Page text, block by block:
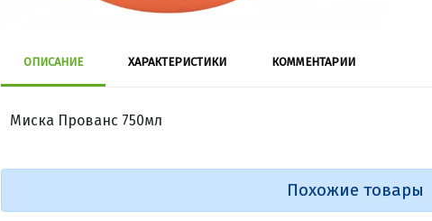
ОПИСАНИЕ ХАРАКТЕРИСТИКИ КОММЕНТАРИИ
Миска Прованс 750мл
Похожие товары